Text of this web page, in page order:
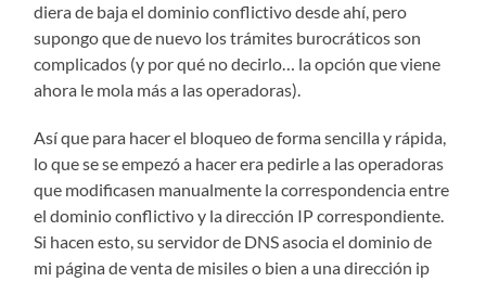
diera de baja el dominio conflictivo desde ahí, pero
supongo que de nuevo los trámites burocráticos son
complicados (y por qué no decirlo… la opción que viene
ahora le mola más a las operadoras).
Así que para hacer el bloqueo de forma sencilla y rápida,
lo que se se empezó a hacer era pedirle a las operadoras
que modificasen manualmente la correspondencia entre
el dominio conflictivo y la dirección IP correspondiente.
Si hacen esto, su servidor de DNS asocia el dominio de
mi página de venta de misiles o bien a una dirección ip